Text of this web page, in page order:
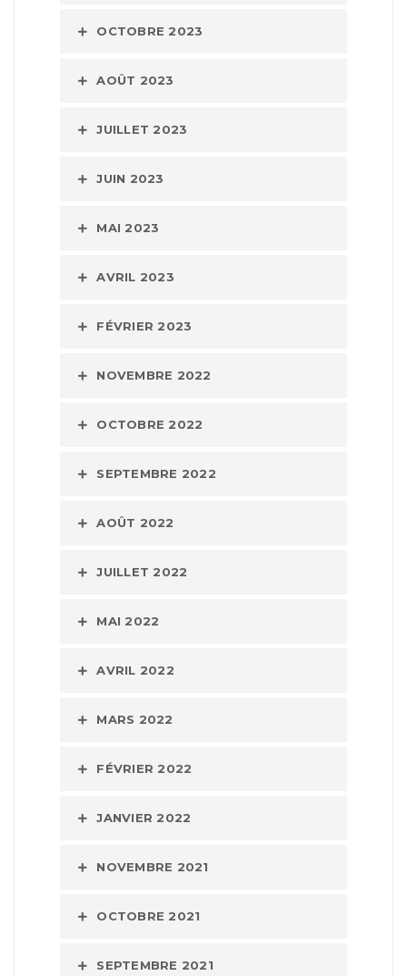
OCTOBRE 2023
AOÛT 2023
JUILLET 2023
JUIN 2023
MAI 2023
AVRIL 2023
FÉVRIER 2023
NOVEMBRE 2022
OCTOBRE 2022
SEPTEMBRE 2022
AOÛT 2022
JUILLET 2022
MAI 2022
AVRIL 2022
MARS 2022
FÉVRIER 2022
JANVIER 2022
NOVEMBRE 2021
OCTOBRE 2021
SEPTEMBRE 2021